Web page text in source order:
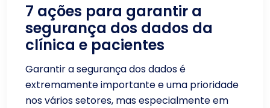
7 ações para garantir a
segurança dos dados da
clínica e pacientes
Garantir a segurança dos dados é
extremamente importante e uma prioridade
nos vários setores, mas especialmente em